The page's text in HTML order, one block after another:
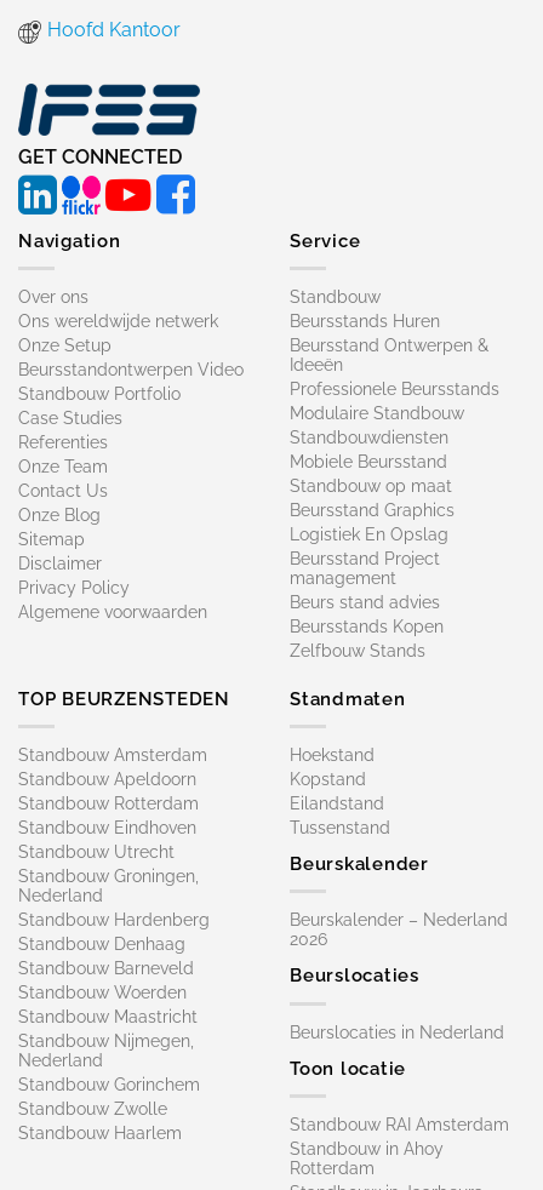
Hoofd Kantoor
GET CONNECTED
Navigation
Over ons
Ons wereldwijde netwerk
Onze Setup
Beursstandontwerpen Video
Standbouw Portfolio
Case Studies
Referenties
Onze Team
Contact Us
Onze Blog
Sitemap
Disclaimer
Privacy Policy
Algemene voorwaarden
Service
Standbouw
Beursstands Huren
Beursstand Ontwerpen &
Ideeën
Professionele Beursstands
Modulaire Standbouw
Standbouwdiensten
Mobiele Beursstand
Standbouw op maat​
Beursstand Graphics
Logistiek En Opslag
Beursstand Project
management
Beurs stand advies
Beursstands Kopen
Zelfbouw Stands
TOP BEURZENSTEDEN
Standbouw Amsterdam
Standbouw Apeldoorn
Standbouw Rotterdam
Standbouw Eindhoven
Standbouw Utrecht
Standbouw Groningen,
Nederland
Standbouw Hardenberg
Standbouw Denhaag
Standbouw Barneveld
Standbouw Woerden
Standbouw Maastricht
Standbouw Nijmegen,
Nederland
Standbouw Gorinchem
Standbouw Zwolle
Standbouw Haarlem
Standmaten
Hoekstand
Kopstand
Eilandstand
Tussenstand
Beurskalender
Beurskalender – Nederland
2026
Beurslocaties
Beurslocaties in Nederland
Toon locatie
Standbouw RAI Amsterdam
Standbouw in Ahoy
Rotterdam